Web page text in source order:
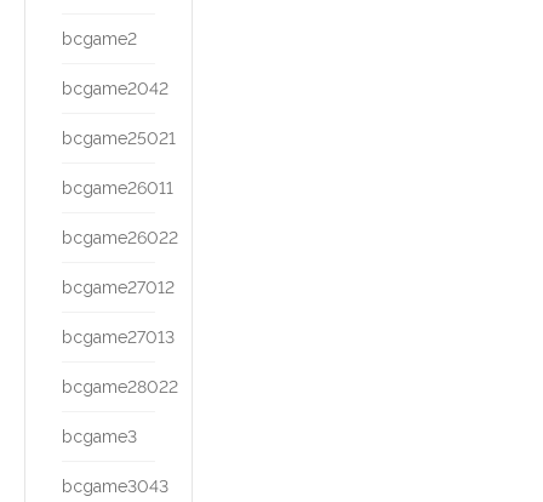
bcgame2
bcgame2042
bcgame25021
bcgame26011
bcgame26022
bcgame27012
bcgame27013
bcgame28022
bcgame3
bcgame3043